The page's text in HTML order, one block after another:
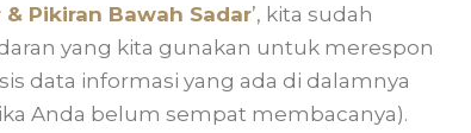
& Pikiran Bawah Sadar’, kita sudah
yang kita gunakan untuk merespon
data informasi yang ada di dalamnya
Anda belum sempat membacanya).